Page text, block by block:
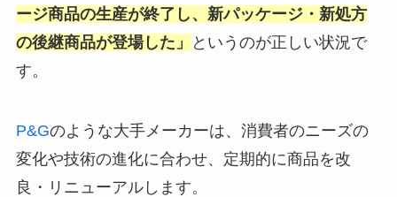
ージ商品の生産が終了し、新パッケージ・新処方
の後継商品が登場した」
というのが正しい状況で
す。
P&Gのような大手メーカーは、消費者のニーズの
変化や技術の進化に合わせ、定期的に商品を改
良・リニューアルします。